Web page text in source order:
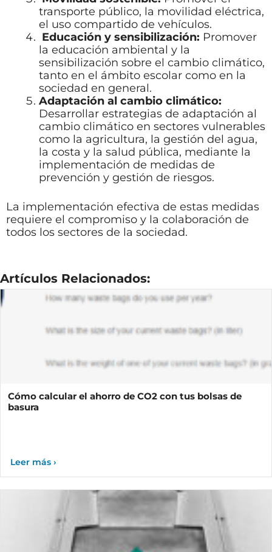
transporte público, la movilidad eléctrica,
el uso compartido de vehículos.
Educación y sensibilización: Promover
la educación ambiental y la
sensibilización sobre el cambio climático,
tanto en el ámbito escolar como en la
sociedad en general.
Adaptación al cambio climático:
Desarrollar estrategias de adaptación al
cambio climático en sectores vulnerables
como la agricultura, la gestión del agua,
la costa y la salud pública, mediante la
implementación de medidas de
prevención y gestión de riesgos.
La implementación efectiva de estas medidas
requiere el compromiso y la colaboración de
todos los sectores de la sociedad.
Artículos Relacionados:
Cómo calcular el ahorro de CO2 con tus bolsas de
basura